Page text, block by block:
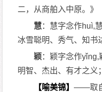
二，从商舶入中原。》
慧：慧字念作huì,
冰雪聪明、秀气、知书
颖 ：颖字念作yǐng,
明智、杰出、有才之义；
【喻美锦】——取